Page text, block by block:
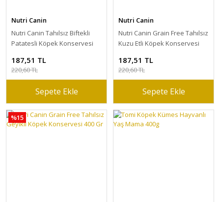
Nutri Canin
Nutri Canin Tahılsız Biftekli
Patatesli Köpek Konservesi
187,51 TL
220,60 TL
Sepete Ekle
Nutri Canin
Nutri Canin Grain Free Tahılsız
Kuzu Etli Köpek Konservesi
187,51 TL
220,60 TL
Sepete Ekle
%15